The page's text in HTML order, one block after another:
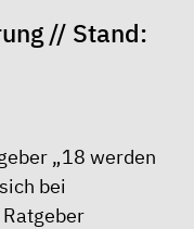
// Stand:
„18 werden
bei